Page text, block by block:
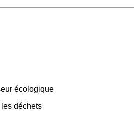
écologique
déchets